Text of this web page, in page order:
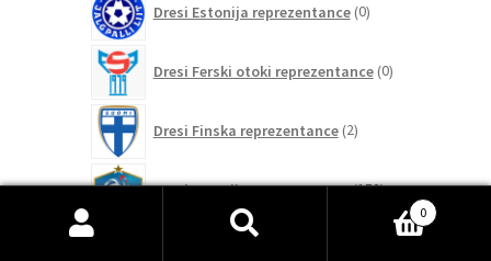
Dresi Estonija reprezentance 0izdelkov
Dresi Ferski otoki reprezentance 0izdelkov
Dresi Finska reprezentance 2izdelka
Dresi Francija reprezentance 152 izdelkov
0